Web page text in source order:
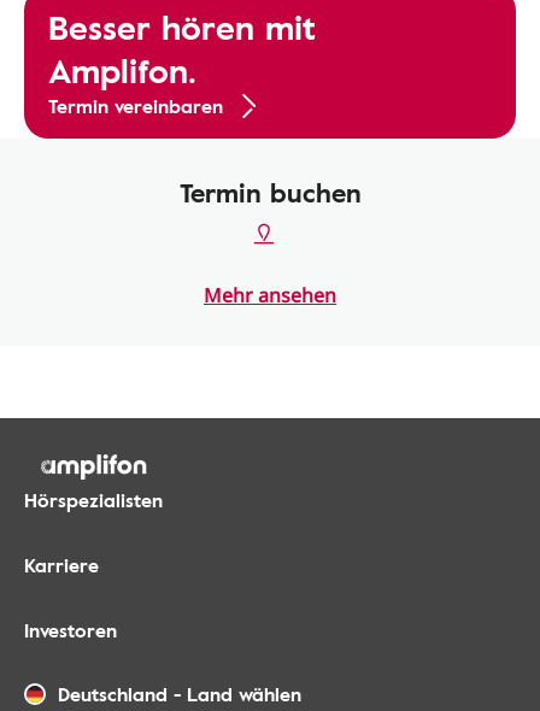
Besser hören mit
Amplifon.
Termin vereinbaren
Termin buchen
Mehr ansehen
Hörspezialisten
Karriere
Investoren
Deutschland - Land wählen